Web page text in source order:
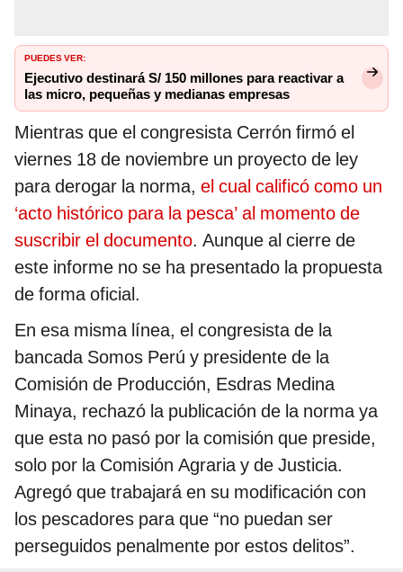
PUEDES VER:
Ejecutivo destinará S/ 150 millones para reactivar a
las micro, pequeñas y medianas empresas
Mientras que el congresista Cerrón firmó el
viernes 18 de noviembre un proyecto de ley
para derogar la norma, el cual calificó como un
‘acto histórico para la pesca’ al momento de
suscribir el documento. Aunque al cierre de
este informe no se ha presentado la propuesta
de forma oficial.
En esa misma línea, el congresista de la
bancada Somos Perú y presidente de la
Comisión de Producción, Esdras Medina
Minaya, rechazó la publicación de la norma ya
que esta no pasó por la comisión que preside,
solo por la Comisión Agraria y de Justicia.
Agregó que trabajará en su modificación con
los pescadores para que “no puedan ser
perseguidos penalmente por estos delitos”.